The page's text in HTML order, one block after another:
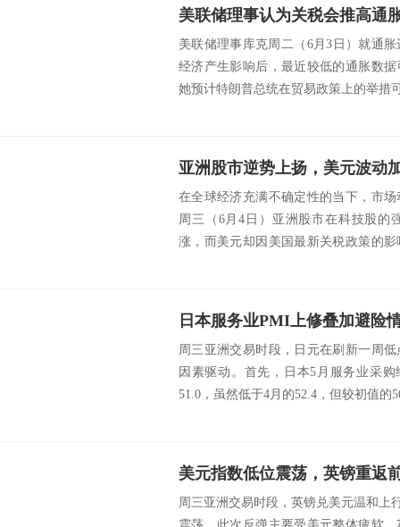
美联储理事认为关税会推高通
美联储理事库克周二（6月3日）就通
经济产生影响后，最近较低的通胀数
她预计特朗普总统在贸易政策上的举措
亚洲股市逆势上扬，美元波动
在全球经济充满不确定性的当下，市
周三（6月4日）亚洲股市在科技股的
涨，而美元却因美国最新关税政策的
周三亚洲交易时段，日元在刷新一周
因素驱动。首先，日本5月服务业采
51.0，虽然低于4月的52.4，但较初值的
美元指数低位震荡，英镑重返
周三亚洲交易时段，英镑兑美元温和上